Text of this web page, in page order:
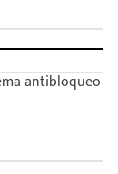
antibloqueo